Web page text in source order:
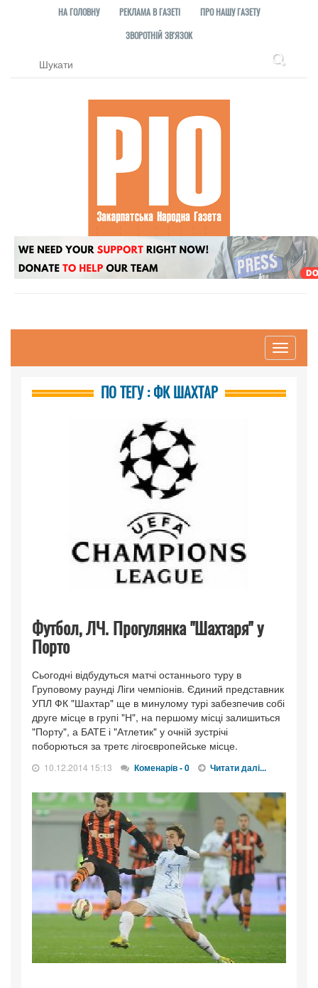
НА ГОЛОВНУ РЕКЛАМА В ГАЗЕТІ
ПРО НАШУ ГАЗЕТУ
ЗВОРОТНІЙ ЗВ'ЯЗОК
Toggle
ПО ТЕГУ : ФК ШАХТАР
Футбол, ЛЧ. Прогулянка "Шахтаря" у
Порто
Сьогодні відбудуться матчі останнього туру в
Груповому раунді Ліги чемпіонів. Єдиний представник
УПЛ ФК "Шахтар" ще в минулому турі забезпечив собі
друге місце в групі "Н", на першому місці залишиться
"Порту", а БАТЕ і "Атлетик" у очній зустрічі
поборються за третє лігоєвропейське місце.
10.12.2014 15:13 Коменарів - 0 Читати далі...